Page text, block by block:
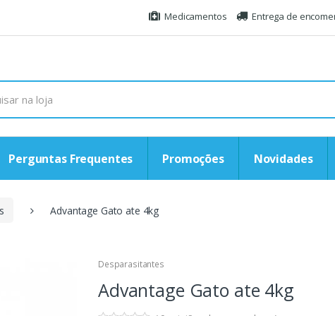
Medicamentos Entrega de
Perguntas Frequentes Promoções Novidades
Advantage Gato ate 4kg
Desparasitantes
Advantage Gato ate 4kg